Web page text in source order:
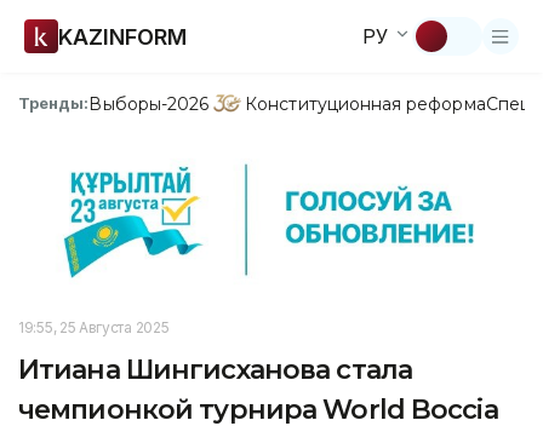
KAZINFORM РУ
Тренды:Выборы-2026 Конституционная реформа
19:55, 25 Августа 2025
Итиана Шингисханова стала
чемпионкой турнира World Boccia